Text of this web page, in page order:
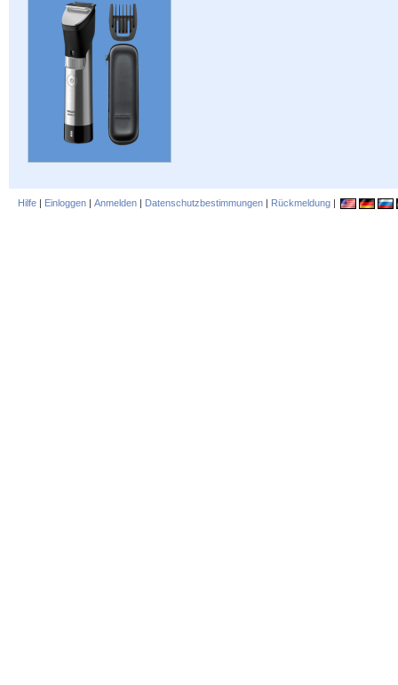
Hilfe | Einloggen | Anmelden | Datenschutzbestimmungen | Rückmeldung |